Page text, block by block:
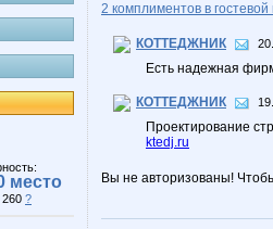
место
260 ?
2 комплиментов в гостевой
КОТТЕДЖНИК
Есть надежная
КОТТЕДЖНИК
Проектирование
ktedj.ru
Вы не авторизованы!